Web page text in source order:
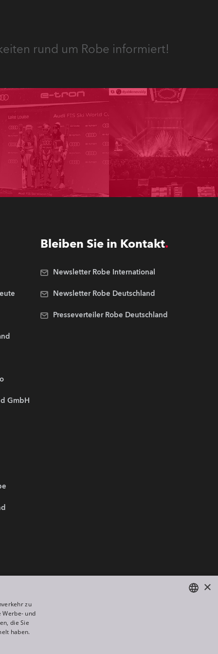
rund um Robe informiert!
GmbH
Bleiben Sie in Kontakt
Newsletter Robe International
Newsletter Robe Deutschland
Presseverteiler Robe Deutschland
×
zu
Werbe- und
die Sie
haben.